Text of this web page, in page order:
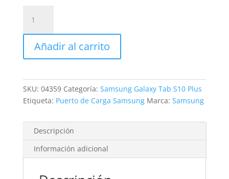
Conector
Carga
Samsung
Galaxy
S10
Plus
cantidad
Añadir al carrito
SKU: 04359 Categoría: Samsung Galaxy Tab S10 Plus
Etiqueta: Puerto de Carga Samsung Marca: Samsung
Descripción
Información adicional